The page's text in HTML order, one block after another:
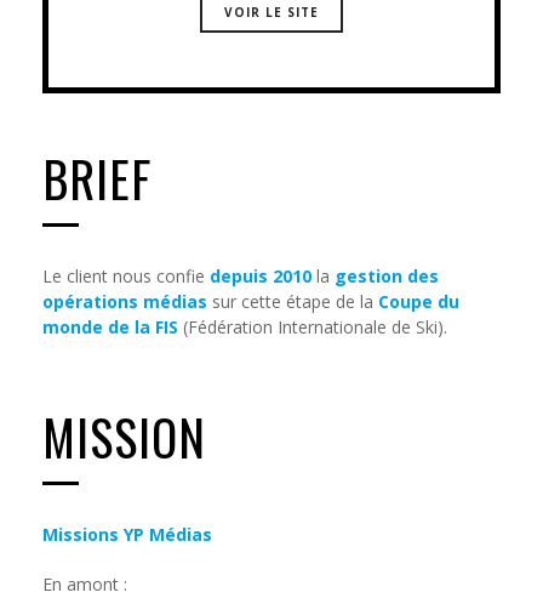
VOIR LE SITE
BRIEF
Le client nous confie depuis 2010 la gestion des
opérations médias sur cette étape de la Coupe du
monde de la FIS (Fédération Internationale de Ski).
MISSION
Missions YP Médias
En amont :